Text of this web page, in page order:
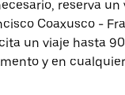
reserva un
Coaxusco -
un viaje hasta
y en